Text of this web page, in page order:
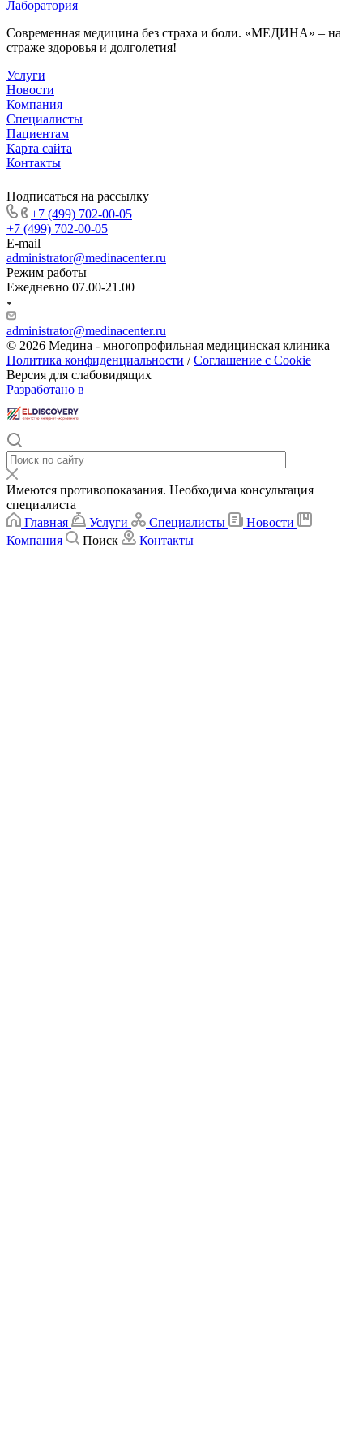
Лаборатория
Современная медицина без страха и боли. «МЕДИНА» – на
страже здоровья и долголетия!
Услуги
Новости
Компания
Специалисты
Пациентам
Карта сайта
Контакты
Подписаться на рассылку
+7 (499) 702-00-05
+7 (499) 702-00-05
E-mail
administrator@medinacenter.ru
Режим работы
Ежедневно 07.00-21.00
administrator@medinacenter.ru
© 2026 Медина - многопрофильная медицинская клиника
Политика конфиденциальности /Соглашение с Cookie
Версия для слабовидящих
Разработано в
Имеются противопоказания. Необходима консультация
специалиста
Главная
Услуги Специалисты
Новости
Компания
Поиск Контакты